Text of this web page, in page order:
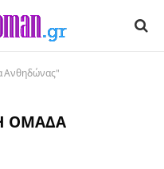
Ανθηδώνας"
ΟΜΆΔΑ